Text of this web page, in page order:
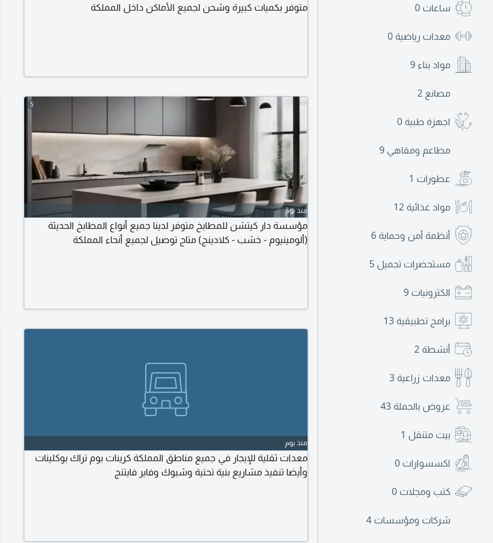
ساعات 0
معدات رياضية 0
مواد بناء 9
مصانع 2
اجهزة طبية 0
مطاعم ومقاهي 9
عطورات 1
مواد غذائية 12
أنظمة أمن وحماية 6
مستحضرات تجميل 5
الكترونيات 9
برامج تطبيقية 13
أنشطة 2
معدات زراعية 3
عروض بالجملة 43
بيت متنقل 1
اكسسوارات 0
كتب ومجلات 0
شركات ومؤسسات 4
متوفر بكميات كبيرة وشحن لجميع الأماكن داخل المملكة
5
منذ يوم
مؤسسة دار كيتشن للمطابخ متوفر لدينا جميع أنواع المطابخ الحديثة
(ألومينيوم - خشب - كلادينج) متاح توصيل لجميع أنحاء المملكة
منذ يوم
معدات ثقلية للإيجار في جميع مناطق المملكة كرينات بوم تراك بوكلينات
وأيضا تنفيذ مشاريع بنية تحتية وشبوك وفاير فايتنج